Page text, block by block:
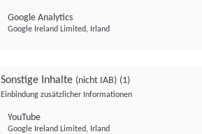
Google Analytics
Google Ireland Limited, Irland
Sonstige Inhalte (nicht IAB) (1)
Einbindung zusätzlicher Informationen
YouTube
Google Ireland Limited, Irland